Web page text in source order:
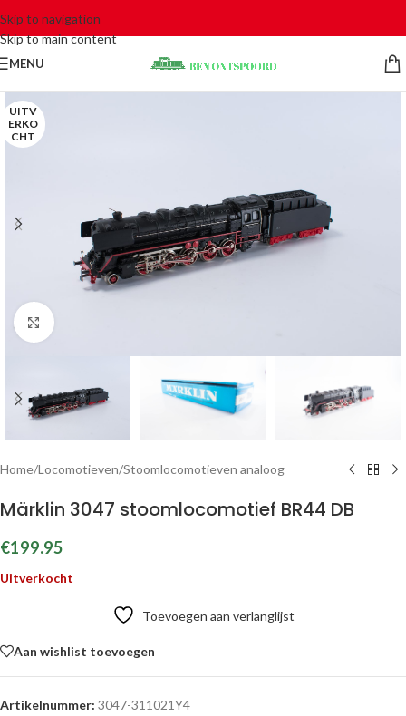
Skip to navigation
Skip to main content
MENU
UITV
ERKO
CHT
Click to enlarge
Home/Locomotieven/Stoomlocomotieven analoog
Märklin 3047 stoomlocomotief BR44 DB
€199.95
Uitverkocht
Toevoegen aan verlanglijst
Aan wishlist toevoegen
Artikelnummer: 3047-311021Y4